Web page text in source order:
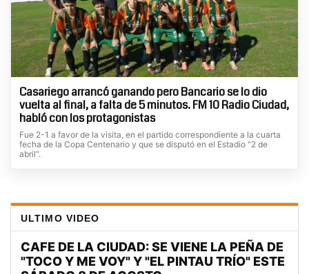
Casariego arrancó ganando pero Bancario se lo dio
vuelta al final, a falta de 5 minutos. FM 10 Radio Ciudad,
habló con los protagonistas
Fue 2-1 a favor de la visita, en el partido correspondiente a la cuarta
fecha de la Copa Centenario y que se disputó en el Estadio "2 de
abril".
ULTIMO VIDEO